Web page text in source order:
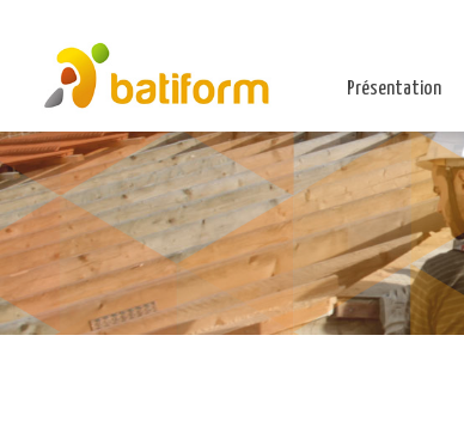
Présentation